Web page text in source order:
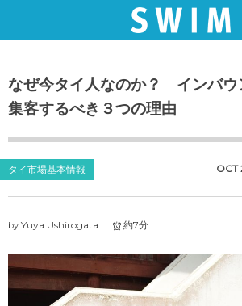
なぜ今タイ人なのか？ インバウ
集客するべき３つの理由
タイ市場基本情報 OCT
by Yuya Ushirogata 約7分
現地調査・コンサル業務
セールス・レップ業務
招請・ ファムトリップ
タイマーケット情報
インタビュー記事